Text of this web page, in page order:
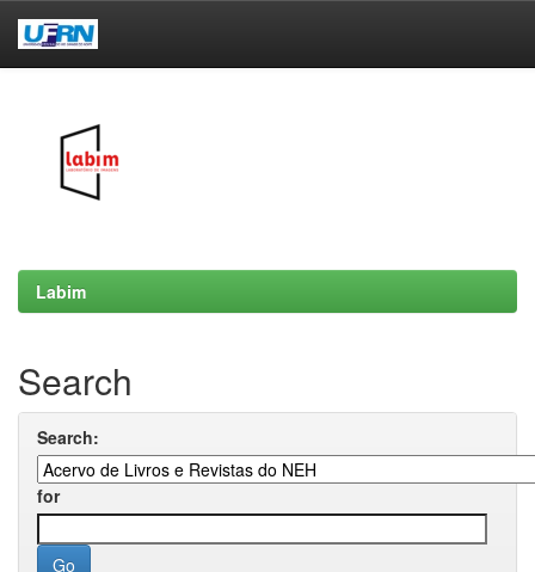
Labim
Search
Search:
for